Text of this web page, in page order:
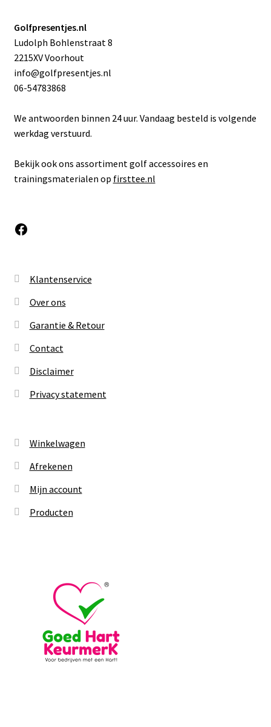
Golfpresentjes.nl
Ludolph Bohlenstraat 8
2215XV Voorhout
info@golfpresentjes.nl
06-54783868
We antwoorden binnen 24 uur. Vandaag besteld is volgende
werkdag verstuurd.
Bekijk ook ons assortiment golf accessoires en
trainingsmaterialen op firsttee.nl
Facebook
Klantenservice
Over ons
Garantie & Retour
Contact
Disclaimer
Privacy statement
Winkelwagen
Afrekenen
Mijn account
Producten